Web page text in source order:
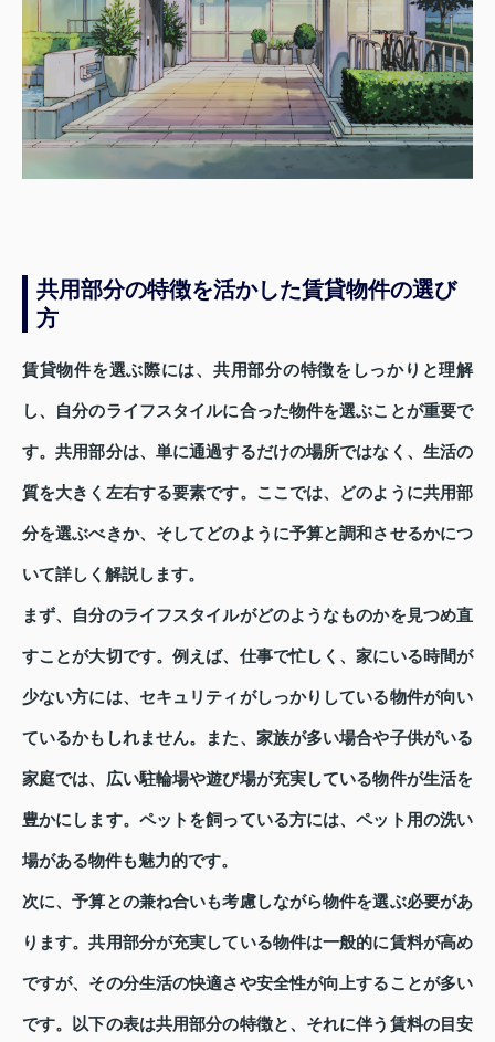
共用部分の特徴を活かした賃貸物件の選び
方
賃貸物件を選ぶ際には、共用部分の特徴をしっかりと理解
し、自分のライフスタイルに合った物件を選ぶことが重要で
す。共用部分は、単に通過するだけの場所ではなく、生活の
質を大きく左右する要素です。ここでは、どのように共用部
分を選ぶべきか、そしてどのように予算と調和させるかにつ
いて詳しく解説します。
まず、自分のライフスタイルがどのようなものかを見つめ直
すことが大切です。例えば、仕事で忙しく、家にいる時間が
少ない方には、セキュリティがしっかりしている物件が向い
ているかもしれません。また、家族が多い場合や子供がいる
家庭では、広い駐輪場や遊び場が充実している物件が生活を
豊かにします。ペットを飼っている方には、ペット用の洗い
場がある物件も魅力的です。
次に、予算との兼ね合いも考慮しながら物件を選ぶ必要があ
ります。共用部分が充実している物件は一般的に賃料が高め
ですが、その分生活の快適さや安全性が向上することが多い
です。以下の表は共用部分の特徴と、それに伴う賃料の目安